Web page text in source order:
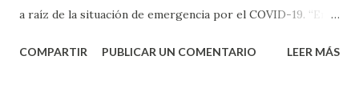
a raíz de la situación de emergencia por el COVID-19. “En
proteger la salud de nuestros empleados, vendedores y
COMPARTIR PUBLICAR UN COMENTARIO LEER MÁS